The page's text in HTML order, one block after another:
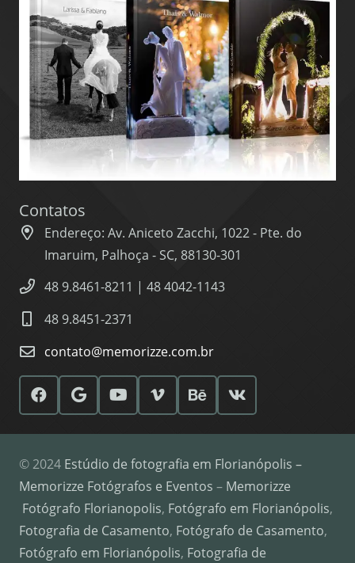
Contatos
Endereço: Av. Aniceto Zacchi, 1022 - Pte. do
Imaruim, Palhoça - SC, 88130-301
48 9.8461-8211 | 48 4042-1143
48 9.8451-2371
contato@memorizze.com.br
© 2024 Estúdio de fotografia em Florianópolis –
Memorizze Fotógrafos e Eventos – Memorizze
Fotógrafo Florianopolis, Fotógrafo em Florianópolis,
Fotografia de Casamento, Fotógrafo de Casamento,
Fotógrafo em Florianópolis, Fotografia de